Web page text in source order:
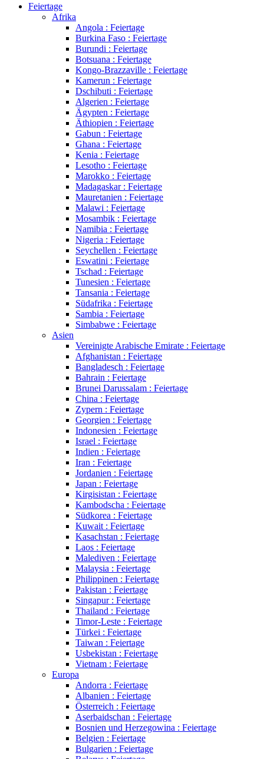
Feiertage
Afrika
Angola : Feiertage
Burkina Faso : Feiertage
Burundi : Feiertage
Botsuana : Feiertage
Kongo-Brazzaville : Feiertage
Kamerun : Feiertage
Dschibuti : Feiertage
Algerien : Feiertage
Ägypten : Feiertage
Äthiopien : Feiertage
Gabun : Feiertage
Ghana : Feiertage
Kenia : Feiertage
Lesotho : Feiertage
Marokko : Feiertage
Madagaskar : Feiertage
Mauretanien : Feiertage
Malawi : Feiertage
Mosambik : Feiertage
Namibia : Feiertage
Nigeria : Feiertage
Seychellen : Feiertage
Eswatini : Feiertage
Tschad : Feiertage
Tunesien : Feiertage
Tansania : Feiertage
Südafrika : Feiertage
Sambia : Feiertage
Simbabwe : Feiertage
Asien
Vereinigte Arabische Emirate : Feiertage
Afghanistan : Feiertage
Bangladesch : Feiertage
Bahrain : Feiertage
Brunei Darussalam : Feiertage
China : Feiertage
Zypern : Feiertage
Georgien : Feiertage
Indonesien : Feiertage
Israel : Feiertage
Indien : Feiertage
Iran : Feiertage
Jordanien : Feiertage
Japan : Feiertage
Kirgisistan : Feiertage
Kambodscha : Feiertage
Südkorea : Feiertage
Kuwait : Feiertage
Kasachstan : Feiertage
Laos : Feiertage
Malediven : Feiertage
Malaysia : Feiertage
Philippinen : Feiertage
Pakistan : Feiertage
Singapur : Feiertage
Thailand : Feiertage
Timor-Leste : Feiertage
Türkei : Feiertage
Taiwan : Feiertage
Usbekistan : Feiertage
Vietnam : Feiertage
Europa
Andorra : Feiertage
Albanien : Feiertage
Österreich : Feiertage
Aserbaidschan : Feiertage
Bosnien und Herzegowina : Feiertage
Belgien : Feiertage
Bulgarien : Feiertage